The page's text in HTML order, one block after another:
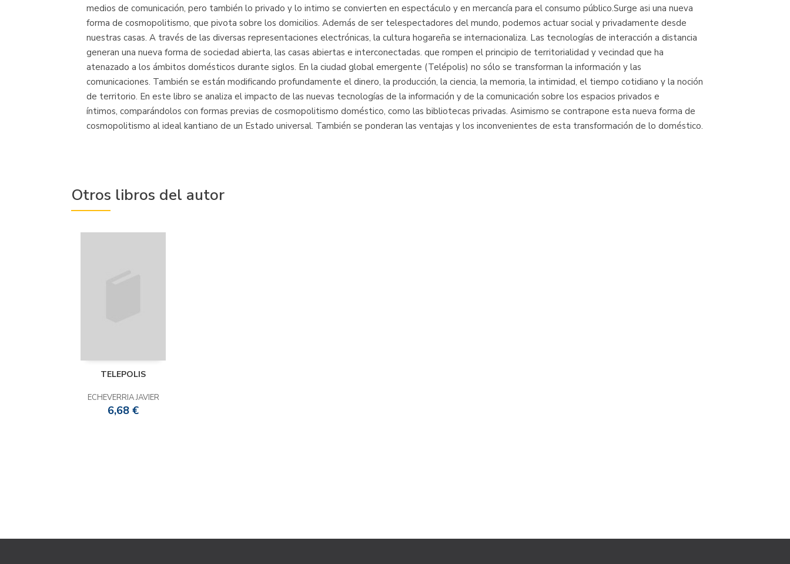
medios de comunicación, pero también lo privado y lo intimo se convierten en espectáculo y en mercancía para el consumo público.Surge asi una nueva
forma de cosmopolitismo, que pivota sobre los domicilios. Además de ser telespectadores del mundo, podemos actuar social y privadamente desde
nuestras casas. A través de las diversas representaciones electrónicas, la cultura hogareña se internacionaliza. Las tecnologías de interacción a distancia
generan una nueva forma de sociedad abierta, las casas abiertas e interconectadas. que rompen el principio de territorialidad y vecindad que ha
atenazado a los ámbitos domésticos durante siglos. En la ciudad global emergente (Telépolis) no sólo se transforman la información y las
comunicaciones. También se están modificando profundamente el dinero, la producción, la ciencia, la memoria, la intimidad, el tiempo cotidiano y la noción
de territorio. En este libro se analiza el impacto de las nuevas tecnologías de la información y de la comunicación sobre los espacios privados e
íntimos, comparándolos con formas previas de cosmopolitismo doméstico, como las bibliotecas privadas. Asimismo se contrapone esta nueva forma de
cosmopolitismo al ideal kantiano de un Estado universal. También se ponderan las ventajas y los inconvenientes de esta transformación de lo doméstico.
Otros libros del autor
TELEPOLIS
ECHEVERRIA JAVIER
6,68 €